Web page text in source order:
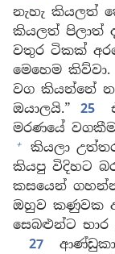
නැහැ කියලත්
කියලත් පිලාත්
වතුර ටිකක්
මෙහෙම
වග කියන්නේ
ඔයාලයි.”
25
මරණයේ වගකීම
+ කියලා
කියපු විදිහට
කසයෙන්
ඔහුව කණුවක
සෙබළුන්ට භාර
27